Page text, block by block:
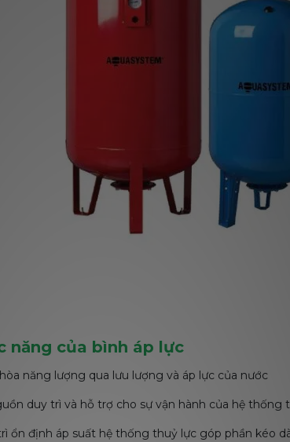
năng của bình áp lực
năng lượng qua lưu lượng và áp lực của nước
duy trì và hỗ trợ cho sự vận hành của hệ thống
ổn định áp suất hệ thống thuỷ lực góp phần kéo